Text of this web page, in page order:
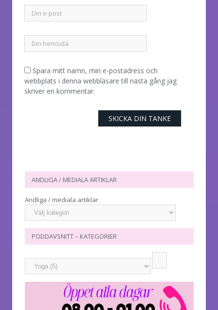
Spara mitt namn, min e-postadress och
webbplats i denna webbläsare till nästa gång jag
skriver en kommentar.
ANDLIGA / MEDIALA ARTIKLAR
Andliga / mediala artiklar
PODDAVSNITT – KATEGORIER